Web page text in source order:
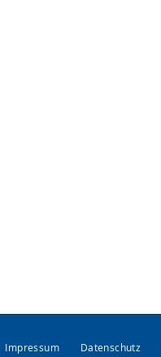
Impressum Datenschutz